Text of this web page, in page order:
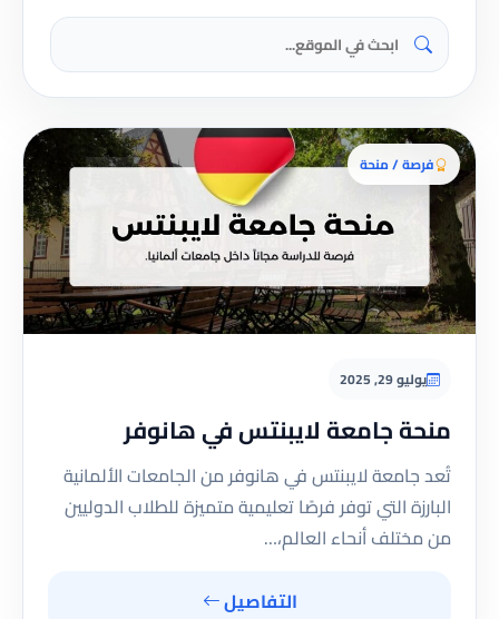
فرصة / منحة
يوليو 29, 2025
منحة جامعة لايبنتس في هانوفر
تُعد جامعة لايبنتس في هانوفر من الجامعات الألمانية
البارزة التي توفر فرصًا تعليمية متميزة للطلاب الدوليين
من مختلف أنحاء العالم،…
التفاصيل